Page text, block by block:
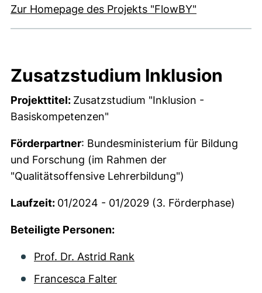
Zur Homepage des Projekts "FlowBY"
Zusatzstudium Inklusion
Projekttitel: Zusatzstudium "Inklusion -
Basiskompetenzen"
Förderpartner: Bundesministerium für Bildung
und Forschung (im Rahmen der
"Qualitätsoffensive Lehrerbildung")
Laufzeit: 01/2024 - 01/2029 (3. Förderphase)
Beteiligte Personen:
Prof. Dr. Astrid Rank
Francesca Falter